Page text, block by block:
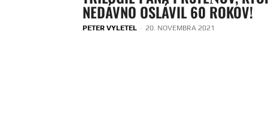
NEDÁVNO OSLÁVIL 60 ROKOV!
PETER VYLETEL - 20. NOVEMBRA 2021